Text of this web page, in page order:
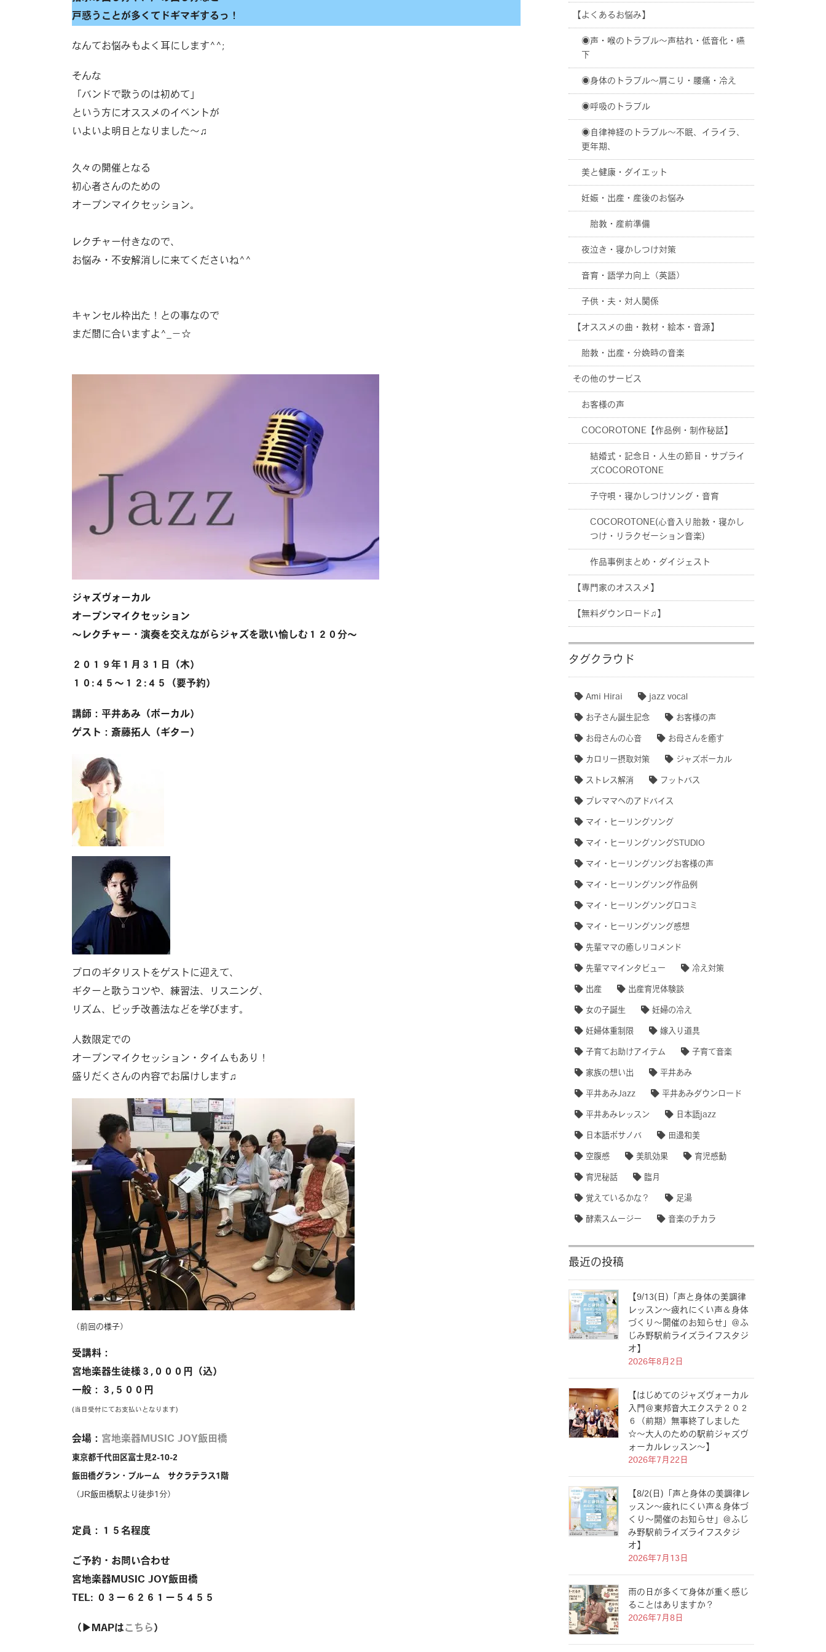
戸惑うことが多くてドギマギするっ！
なんてお悩みもよく耳にします^^;
そんな
「バンドで歌うのは初めて」
という方にオススメのイベントが
いよいよ明日となりました〜♫
久々の開催となる
初心者さんのための
オープンマイクセッション。
レクチャー付きなので、
お悩み・不安解消しに来てくださいね^^
キャンセル枠出た！との事なので
まだ間に合いますよ^_−☆
ジャズヴォーカル
オープンマイクセッション
〜レクチャー・演奏を交えながらジャズを歌い愉しむ１２０分〜
２０１９年１月３１日（木）
１０:４５〜１２:４５（要予約）
講師：平井あみ（ボーカル）
ゲスト：斎藤拓人（ギター）
プロのギタリストをゲストに迎えて、
ギターと歌うコツや、練習法、リスニング、
リズム、ピッチ改善法などを学びます。
人数限定での
オープンマイクセッション・タイムもあり！
盛りだくさんの内容でお届けします♫
（前回の様子）
受講料：
宮地楽器生徒様３,０００円（込）
一般：３,５００円
(当日受付にてお支払いとなります)
会場： 宮地楽器MUSIC JOY飯田橋
東京都千代田区富士見2-10-2
飯田橋グラン・ブルーム サクラテラス1階
（JR飯田橋駅より徒歩1分）
定員：１５名程度
ご予約・お問い合わせ
宮地楽器MUSIC JOY飯田橋
TEL: ０３ー６２６１ー５４５５
（▶︎MAPはこちら）
【よくあるお悩み】
◉声・喉のトラブル〜声枯れ・低音化・嚥
下
◉身体のトラブル〜肩こり・腰痛・冷え
◉呼吸のトラブル
◉自律神経のトラブル〜不眠、イライラ、
更年期、
美と健康・ダイエット
妊娠・出産・産後のお悩み
胎教・産前準備
夜泣き・寝かしつけ対策
音育・語学力向上（英語）
子供・夫・対人関係
【オススメの曲・教材・絵本・音源】
胎教・出産・分娩時の音楽
その他のサービス
お客様の声
COCOROTONE【作品例・制作秘話】
結婚式・記念日・人生の節目・サプライ
ズCOCOROTONE
子守唄・寝かしつけソング・音育
COCOROTONE(心音入り胎教・寝かし
つけ・リラクゼーション音楽)
作品事例まとめ・ダイジェスト
【専門家のオススメ】
【無料ダウンロード♫】
タグクラウド
Ami Hirai jazz vocal
お子さん誕生記念 お客様の声
お母さんの心音 お母さんを癒す
カロリー摂取対策 ジャズボーカル
ストレス解消 フットバス
プレママへのアドバイス
マイ・ヒーリングソング
マイ・ヒーリングソングSTUDIO
マイ・ヒーリングソングお客様の声
マイ・ヒーリングソング作品例
マイ・ヒーリングソング口コミ
マイ・ヒーリングソング感想
先輩ママの癒しリコメンド
先輩ママインタビュー 冷え対策
出産 出産育児体験談
女の子誕生 妊婦の冷え
妊婦体重制限 嫁入り道具
子育てお助けアイテム 子育て音楽
家族の想い出 平井あみ
平井あみJazz 平井あみダウンロード
平井あみレッスン 日本語jazz
日本語ボサノバ 田邊和美
空腹感 美肌効果 育児感動
育児秘話 臨月
覚えているかな？ 足湯
酵素スムージー 音楽のチカラ
最近の投稿
【9/13(日)「声と身体の美調律
レッスン〜疲れにくい声＆身体
づくり〜開催のお知らせ」＠ふ
じみ野駅前ライズライフスタジ
オ】
2026年8月2日
【はじめてのジャズヴォーカル
入門＠東邦音大エクステ２０２
６（前期）無事終了しました
☆〜大人のための駅前ジャズヴ
ォーカルレッスン〜】
2026年7月22日
【8/2(日)「声と身体の美調律レ
ッスン〜疲れにくい声＆身体づ
くり〜開催のお知らせ」＠ふじ
み野駅前ライズライフスタジ
オ】
2026年7月13日
雨の日が多くて身体が重く感じ
ることはありますか？
2026年7月8日